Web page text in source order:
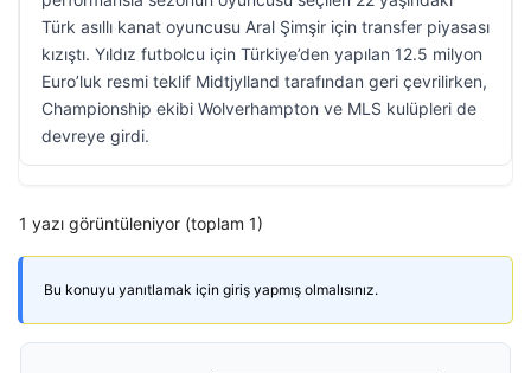
Türk asıllı kanat oyuncusu Aral Şimşir için transfer piyasası
kızıştı. Yıldız futbolcu için Türkiye’den yapılan 12.5 milyon
Euro’luk resmi teklif Midtjylland tarafından geri çevrilirken,
Championship ekibi Wolverhampton ve MLS kulüpleri de
devreye girdi.
1 yazı görüntüleniyor (toplam 1)
Bu konuyu yanıtlamak için giriş yapmış olmalısınız.